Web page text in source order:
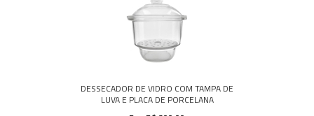
DESSECADOR DE VIDRO COM TAMPA DE
LUVA E PLACA DE PORCELANA